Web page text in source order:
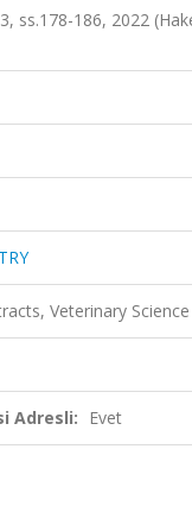
ss.178-186, 2022
Veterinary
Adresli: Evet